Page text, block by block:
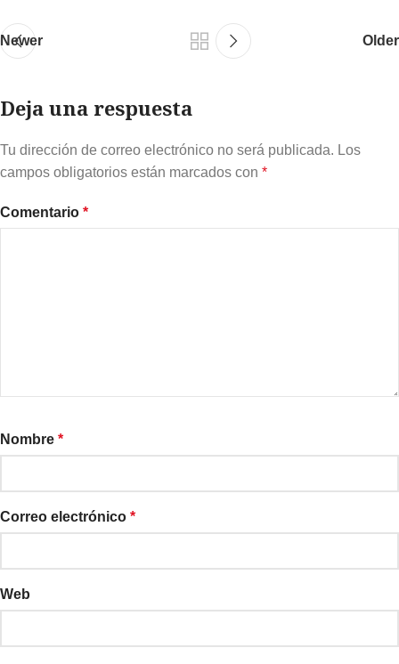
Newer Older
Deja una respuesta
Tu dirección de correo electrónico no será publicada. Los
campos obligatorios están marcados con *
Comentario *
Nombre *
Correo electrónico *
Web